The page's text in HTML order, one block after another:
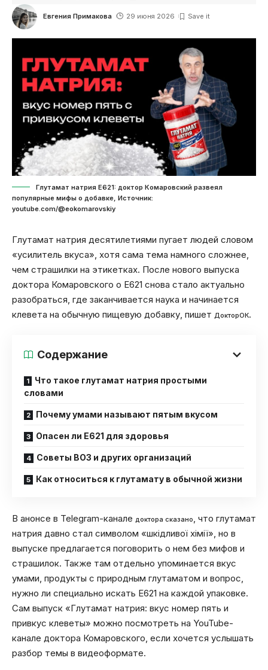
Евгения Примакова 29 июня 2026
Глутамат натрия E621: доктор Комаровский развеял
популярные мифы о добавке, Источник:
youtube.com/@eokomarovskiy
Глутамат натрия десятилетиями пугает людей словом
«усилитель вкуса», хотя сама тема намного сложнее,
чем страшилки на этикетках. После нового выпуска
доктора Комаровского о E621 снова стало актуально
разобраться, где заканчивается наука и начинается
клевета на обычную пищевую добавку, пишет ДокторОК.
Содержание
Что такое глутамат натрия простыми
словами
Почему умами называют пятым вкусом
Опасен ли E621 для здоровья
Советы ВОЗ и других организаций
Как относиться к глутамату в обычной жизни
В анонсе в Telegram-канале доктора сказано
, что глутамат
натрия давно стал символом «шкідливої хімії», но в
выпуске предлагается поговорить о нем без мифов и
страшилок. Также там отдельно упоминается вкус
умами, продукты с природным глутаматом и вопрос,
нужно ли специально искать E621 на каждой упаковке.
Сам выпуск «Глутамат натрия: вкус номер пять и
привкус клеветы» можно посмотреть на YouTube-
канале доктора Комаровского, если хочется услышать
разбор темы в видеоформате.